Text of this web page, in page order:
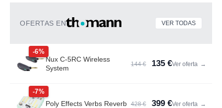
OFERTAS EN VER TODAS
-6%
Nux C-5RC Wireless
System
144 € 135 €Ver oferta →
-7%
Poly Effects Verbs Reverb 428 € 399 €Ver oferta →